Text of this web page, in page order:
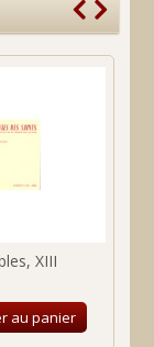
XIII
au panier